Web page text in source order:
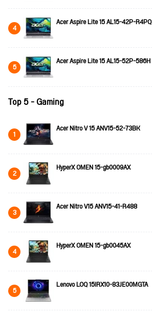
4 Acer Aspire Lite 15 AL15-42P-R4PQ
5 Acer Aspire Lite 15 AL15-52P-586H
Top 5 - Gaming
1 Acer Nitro V 15 ANV15-52-73BK
2 HyperX OMEN 15-gb0009AX
3 Acer Nitro V15 ANV15-41-R488
4 HyperX OMEN 15-gb0045AX
5 Lenovo LOQ 15IRX10-83JE00MGTA